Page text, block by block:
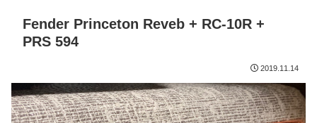
Fender Princeton Reveb + RC-10R +
PRS 594
2019.11.14